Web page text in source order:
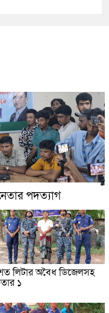
পদত্যাগ
লিটার অবৈধ ডিজেলসহ
১